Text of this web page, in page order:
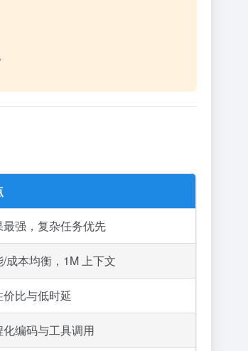
最强，复杂任务优先
/成本均衡，1M 上下文
价比与低时延
化编码与工具调用